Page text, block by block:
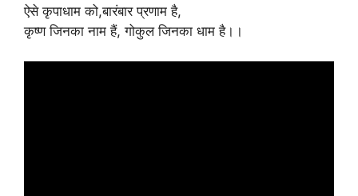
ऐसे कृपाधाम को,बारंबार प्रणाम है,
कृष्ण जिनका नाम हैं, गोकुल जिनका धाम है।।